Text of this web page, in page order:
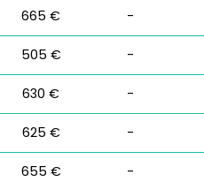
665 € -
505 € -
630 € -
625 € -
655 € -